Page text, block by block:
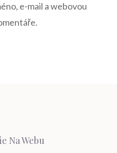
e-mail a webovou
Na Webu